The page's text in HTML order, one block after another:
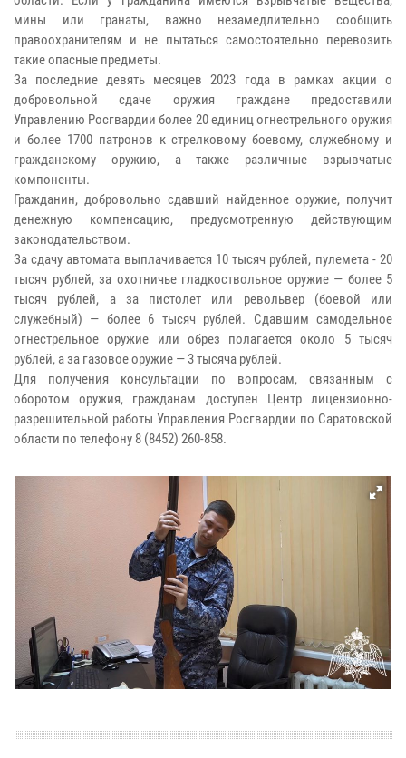
мины или гранаты, важно незамедлительно сообщить
правоохранителям и не пытаться самостоятельно перевозить
такие опасные предметы.
За последние девять месяцев 2023 года в рамках акции о
добровольной сдаче оружия граждане предоставили
Управлению Росгвардии более 20 единиц огнестрельного оружия
и более 1700 патронов к стрелковому боевому, служебному и
гражданскому оружию, а также различные взрывчатые
компоненты.
Гражданин, добровольно сдавший найденное оружие, получит
денежную компенсацию, предусмотренную действующим
законодательством.
За сдачу автомата выплачивается 10 тысяч рублей, пулемета - 20
тысяч рублей, за охотничье гладкоствольное оружие — более 5
тысяч рублей, а за пистолет или револьвер (боевой или
служебный) — более 6 тысяч рублей. Сдавшим самодельное
огнестрельное оружие или обрез полагается около 5 тысяч
рублей, а за газовое оружие — 3 тысяча рублей.
Для получения консультации по вопросам, связанным с
оборотом оружия, гражданам доступен Центр лицензионно-
разрешительной работы Управления Росгвардии по Саратовской
области по телефону 8 (8452) 260-858.